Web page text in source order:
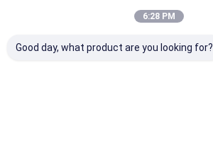
6:28 PM
Good day, what product are you looking for?